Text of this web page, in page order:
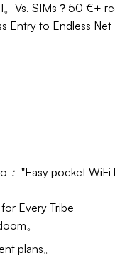
Vs. SIMs？50 €+
Entry to Endless Net
： "Easy pocket
Every Tribe
。
plans。